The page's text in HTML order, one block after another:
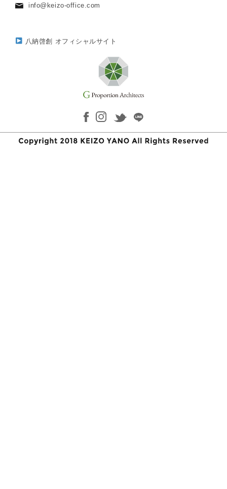
info@keizo-office.com
八納啓創 オフィシャルサイト